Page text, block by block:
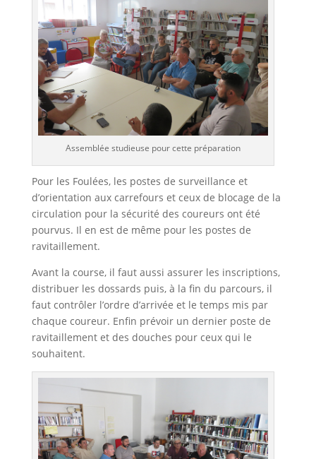
Assemblée studieuse pour cette préparation
Pour les Foulées, les postes de surveillance et
d’orientation aux carrefours et ceux de blocage de la
circulation pour la sécurité des coureurs ont été
pourvus. Il en est de même pour les postes de
ravitaillement.
Avant la course, il faut aussi assurer les inscriptions,
distribuer les dossards puis, à la fin du parcours, il
faut contrôler l’ordre d’arrivée et le temps mis par
chaque coureur. Enfin prévoir un dernier poste de
ravitaillement et des douches pour ceux qui le
souhaitent.